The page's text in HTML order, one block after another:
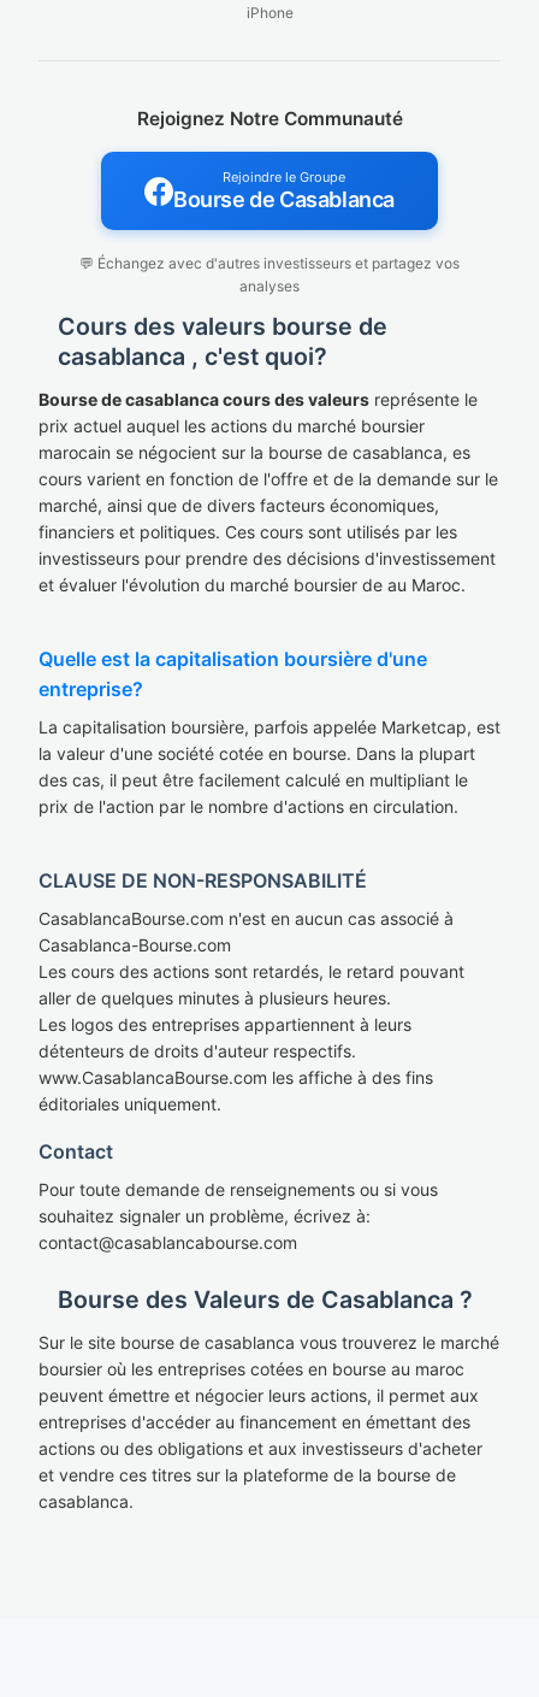
iPhone
Rejoignez Notre Communauté
Rejoindre le Groupe
Bourse de Casablanca
💬 Échangez avec d'autres investisseurs et partagez vos
analyses
Cours des valeurs bourse de
casablanca , c'est quoi?
Bourse de casablanca cours des valeurs représente le
prix actuel auquel les actions du marché boursier
marocain se négocient sur la bourse de casablanca, es
cours varient en fonction de l'offre et de la demande sur le
marché, ainsi que de divers facteurs économiques,
financiers et politiques. Ces cours sont utilisés par les
investisseurs pour prendre des décisions d'investissement
et évaluer l'évolution du marché boursier de au Maroc.
Quelle est la capitalisation boursière d'une
entreprise?
La capitalisation boursière, parfois appelée Marketcap, est
la valeur d'une société cotée en bourse. Dans la plupart
des cas, il peut être facilement calculé en multipliant le
prix de l'action par le nombre d'actions en circulation.
CLAUSE DE NON-RESPONSABILITÉ
CasablancaBourse.com n'est en aucun cas associé à
Casablanca-Bourse.com
Les cours des actions sont retardés, le retard pouvant
aller de quelques minutes à plusieurs heures.
Les logos des entreprises appartiennent à leurs
détenteurs de droits d'auteur respectifs.
www.CasablancaBourse.com les affiche à des fins
éditoriales uniquement.
Contact
Pour toute demande de renseignements ou si vous
souhaitez signaler un problème, écrivez à:
contact@casablancabourse.com
Bourse des Valeurs de Casablanca ?
Sur le site bourse de casablanca vous trouverez le marché
boursier où les entreprises cotées en bourse au maroc
peuvent émettre et négocier leurs actions, il permet aux
entreprises d'accéder au financement en émettant des
actions ou des obligations et aux investisseurs d'acheter
et vendre ces titres sur la plateforme de la bourse de
casablanca.